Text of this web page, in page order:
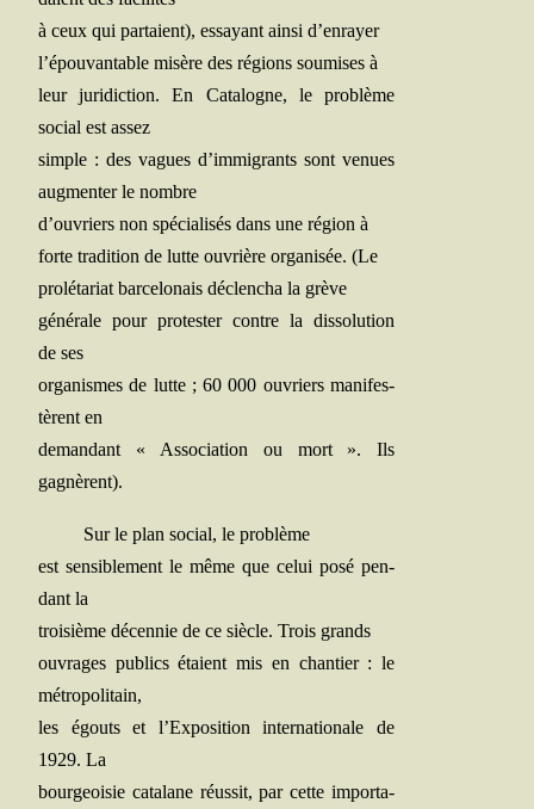
à ceux qui par­taient), essayant ain­si d’enrayer
l’épouvantable misère des régions sou­mises à
leur juri­dic­tion. En Cata­logne, le pro­blème
social est assez
simple : des vagues d’immigrants sont venues
aug­men­ter le nombre
d’ouvriers non spé­cia­li­sés dans une région à
forte tra­di­tion de lutte ouvrière orga­ni­sée. (Le
pro­lé­ta­riat bar­ce­lo­nais déclen­cha la grève
géné­rale pour pro­tes­ter contre la dis­so­lu­tion
de ses
orga­nismes de lutte ; 60 000 ouvriers mani­fes­
tèrent en
deman­dant « Asso­cia­tion ou mort ». Ils
gagnèrent).
Sur le plan social, le problème
est sen­si­ble­ment le même que celui posé pen­
dant la
troi­sième décen­nie de ce siècle. Trois grands
ouvrages publics étaient mis en chan­tier : le
métropolitain,
les égouts et l’Exposition inter­na­tio­nale de
1929. La
bour­geoi­sie cata­lane réus­sit, par cette impor­ta­